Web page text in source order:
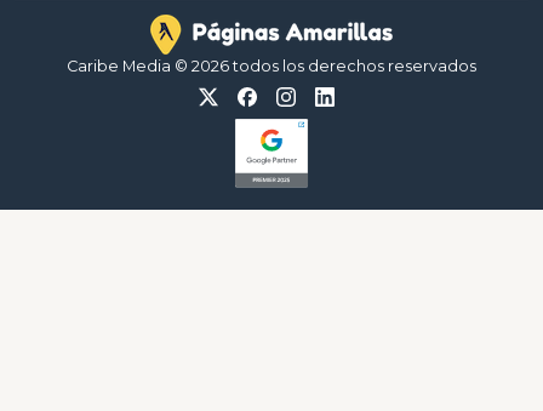
Caribe Media © 2026 todos los derechos reservados